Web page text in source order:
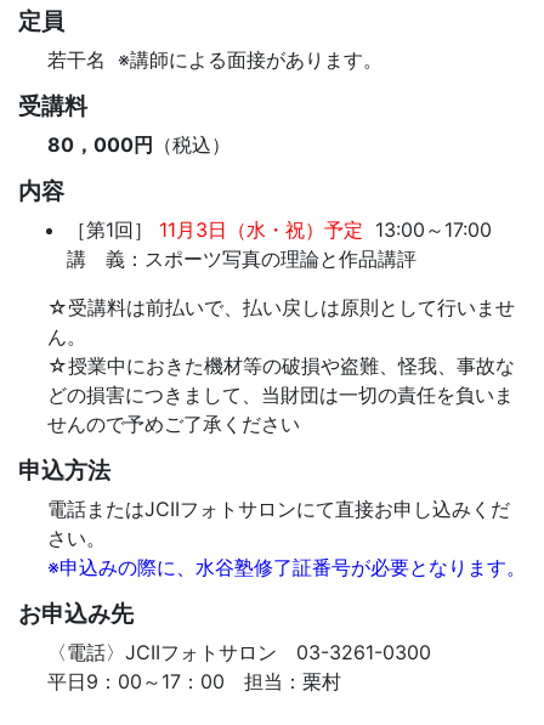
定員
若干名 ※講師による面接があります。
受講料
80，000円 （税込）
内容
［第1回］ 11月3日（水・祝）予定 13:00～17:00
講 義：スポーツ写真の理論と作品講評
☆受講料は前払いで、払い戻しは原則として行いませ
ん。
☆授業中におきた機材等の破損や盗難、怪我、事故な
どの損害につきまして、当財団は一切の責任を負いま
せんので予めご了承ください
申込方法
電話またはJCIIフォトサロンにて直接お申し込みくだ
さい。
※申込みの際に、水谷塾修了証番号が必要となります。
お申込み先
〈電話〉JCIIフォトサロン 03-3261-0300
平日9：00～17：00 担当：栗村